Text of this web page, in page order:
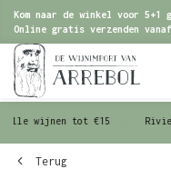
Kom naar de winkel voor
Online gratis verzenden
wijnen tot €15
Terug